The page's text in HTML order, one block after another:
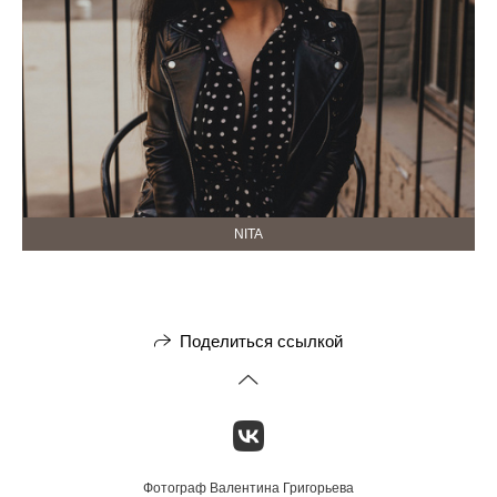
NITA
Поделиться ссылкой
Фотограф Валентина Григорьева